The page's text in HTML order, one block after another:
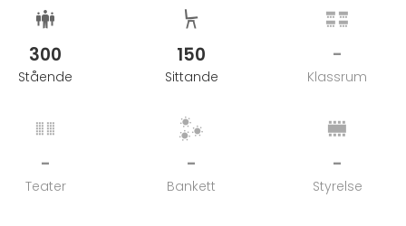
300
Stående
150
Sittande
-
Klassrum
-
Teater
-
Bankett
-
Styrelse